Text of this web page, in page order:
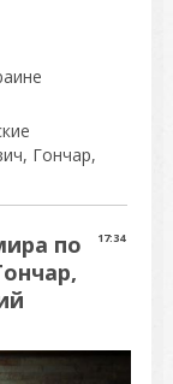
Гончар,
17:34
по